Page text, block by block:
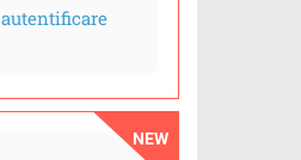
autentificare
NEW